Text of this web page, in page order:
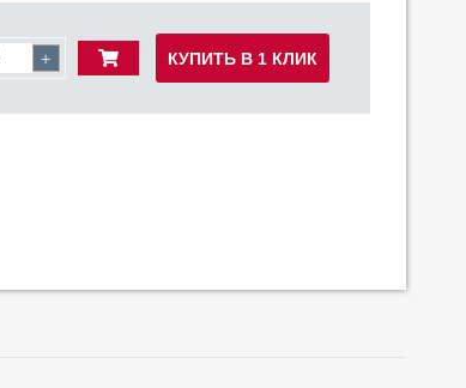
+ КУПИТЬ В 1 КЛИК